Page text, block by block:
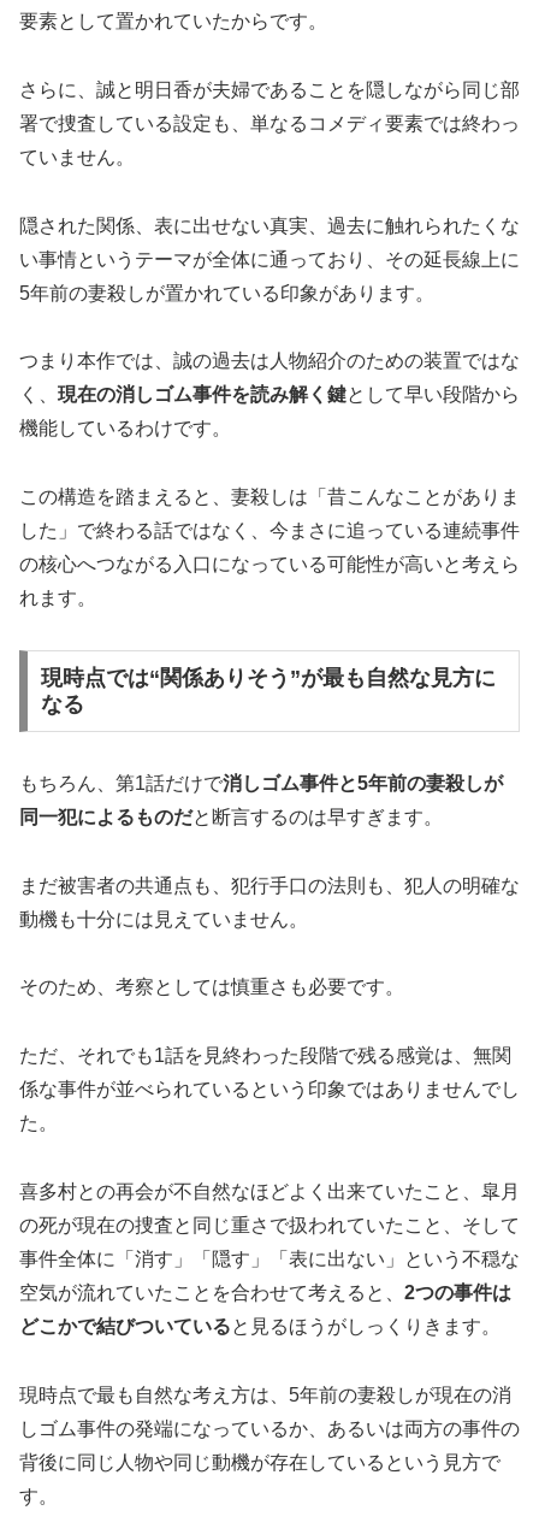
要素として置かれていたからです。
さらに、誠と明日香が夫婦であることを隠しながら同じ部
署で捜査している設定も、単なるコメディ要素では終わっ
ていません。
隠された関係、表に出せない真実、過去に触れられたくな
い事情というテーマが全体に通っており、その延長線上に
5年前の妻殺しが置かれている印象があります。
つまり本作では、誠の過去は人物紹介のための装置ではな
く、 現在の消しゴム事件を読み解く鍵として早い段階から
機能しているわけです。
この構造を踏まえると、妻殺しは「昔こんなことがありま
した」で終わる話ではなく、今まさに追っている連続事件
の核心へつながる入口になっている可能性が高いと考えら
れます。
現時点では“関係ありそう”が最も自然な見方に
なる
もちろん、第1話だけで消しゴム事件と5年前の妻殺しが
同一犯によるものだと断言するのは早すぎます。
まだ被害者の共通点も、犯行手口の法則も、犯人の明確な
動機も十分には見えていません。
そのため、考察としては慎重さも必要です。
ただ、それでも1話を見終わった段階で残る感覚は、無関
係な事件が並べられているという印象ではありませんでし
た。
喜多村との再会が不自然なほどよく出来ていたこと、皐月
の死が現在の捜査と同じ重さで扱われていたこと、そして
事件全体に「消す」「隠す」「表に出ない」という不穏な
空気が流れていたことを合わせて考えると、 2つの事件は
どこかで結びついていると見るほうがしっくりきます。
現時点で最も自然な考え方は、5年前の妻殺しが現在の消
しゴム事件の発端になっているか、あるいは両方の事件の
背後に同じ人物や同じ動機が存在しているという見方で
す。